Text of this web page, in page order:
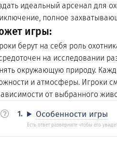
идеальный арсенал для
полное
игры:
берут на себя роль
на исследовании
окружающую природу.
и атмосферы. Игроки
от выбранного
Особенности игры